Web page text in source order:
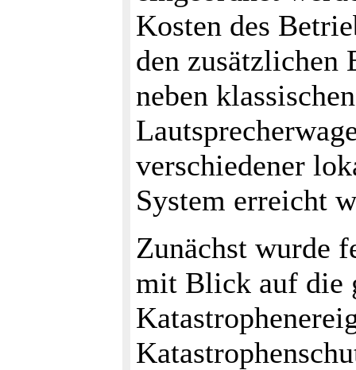
Kosten des
den zusätzlichen
neben
verschiedener
System erreicht
Zunächst wurde
mit Blick auf die